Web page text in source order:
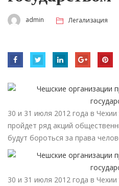
admin Легализация
30 и 31 июля 2012 года в Чехии
пройдет ряд акций
будут бороться за права
30 и 31 июля 2012 года в Чехии